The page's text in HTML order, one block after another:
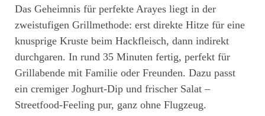
Das Geheimnis für perfekte Arayes liegt in der
zweistufigen Grillmethode: erst direkte Hitze für eine
knusprige Kruste beim Hackfleisch, dann indirekt
durchgaren. In rund 35 Minuten fertig, perfekt für
Grillabende mit Familie oder Freunden. Dazu passt
ein cremiger Joghurt-Dip und frischer Salat –
Streetfood-Feeling pur, ganz ohne Flugzeug.